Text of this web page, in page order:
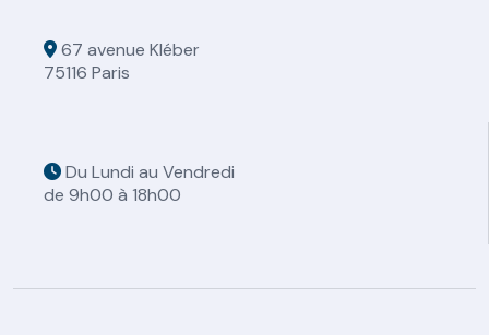
67 avenue Kléber
75116 Paris
Du Lundi au Vendredi
de 9h00 à 18h00